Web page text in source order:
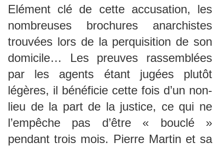
Elément clé de cette accusation, les
nombreuses brochures anarchistes
trouvées lors de la perquisition de son
domicile… Les preuves rassemblées
par les agents étant jugées plutôt
légères, il bénéficie cette fois d’un non-
lieu de la part de la justice, ce qui ne
l’empêche pas d’être « bouclé »
pendant trois mois. Pierre Martin et sa